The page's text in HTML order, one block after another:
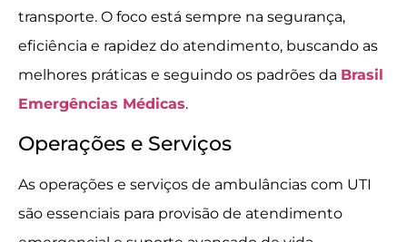
transporte. O foco está sempre na segurança,
eficiência e rapidez do atendimento, buscando as
melhores práticas e seguindo os padrões da Brasil
Emergências Médicas.
Operações e Serviços
As operações e serviços de ambulâncias com UTI
são essenciais para provisão de atendimento